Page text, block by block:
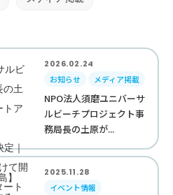
2026.02.24
お知らせ
メディア掲載
NPO法人須磨ユニバーサ
ルビーチプロジェクト事
務局長の土原が...
2025.11.28
イベント情報